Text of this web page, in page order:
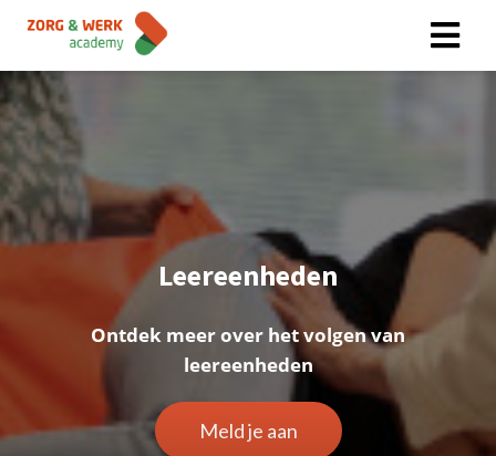
Leereenheden
Ontdek meer over het volgen van
leereenheden
Meld je aan